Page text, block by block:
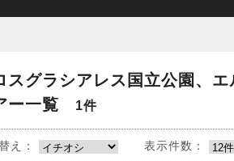
スグラシアレス国立公園、
ー一覧
1件
え： 表示件数：